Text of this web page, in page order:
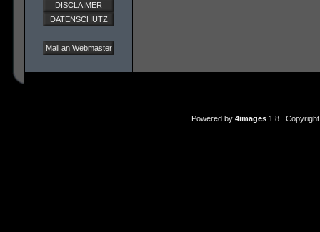
DISCLAIMER
DATENSCHUTZ
Mail an Webmaster
Powered by 4images1.8 Copyright